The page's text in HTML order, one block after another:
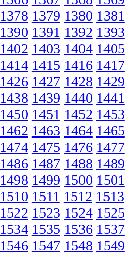
1378 1379 1380 1381
1390 1391 1392 1393
1402 1403 1404 1405
1414 1415 1416 1417
1426 1427 1428 1429
1438 1439 1440 1441
1450 1451 1452 1453
1462 1463 1464 1465
1474 1475 1476 1477
1486 1487 1488 1489
1498 1499 1500 1501
1510 1511 1512 1513
1522 1523 1524 1525
1534 1535 1536 1537
1546 1547 1548 1549